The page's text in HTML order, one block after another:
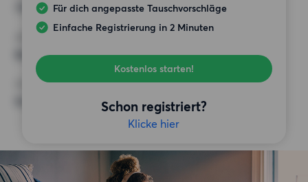
Für dich angepasste Tauschvorschläge
Einfache Registrierung in 2 Minuten
Kostenlos starten!
Schon registriert?
Klicke hier
750 EUR
Balkon,
SONSTIGE PRÄFERENZEN
Keine bestimmten Präferenzen